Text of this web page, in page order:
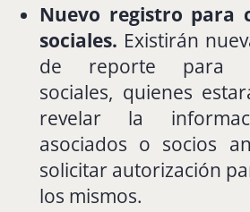
Nuevo registro para
sociales. Existirán
de reporte para
sociales, quienes
revelar la
asociados o socios
solicitar autorización
los mismos.